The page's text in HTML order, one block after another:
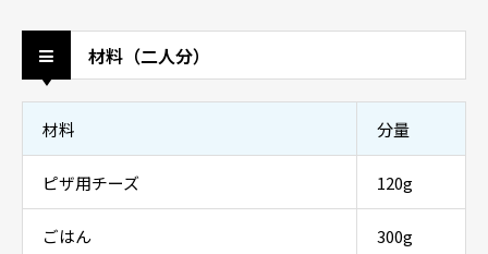
材料（二人分）
材料 分量
ピザ用チーズ 120g
ごはん 300g